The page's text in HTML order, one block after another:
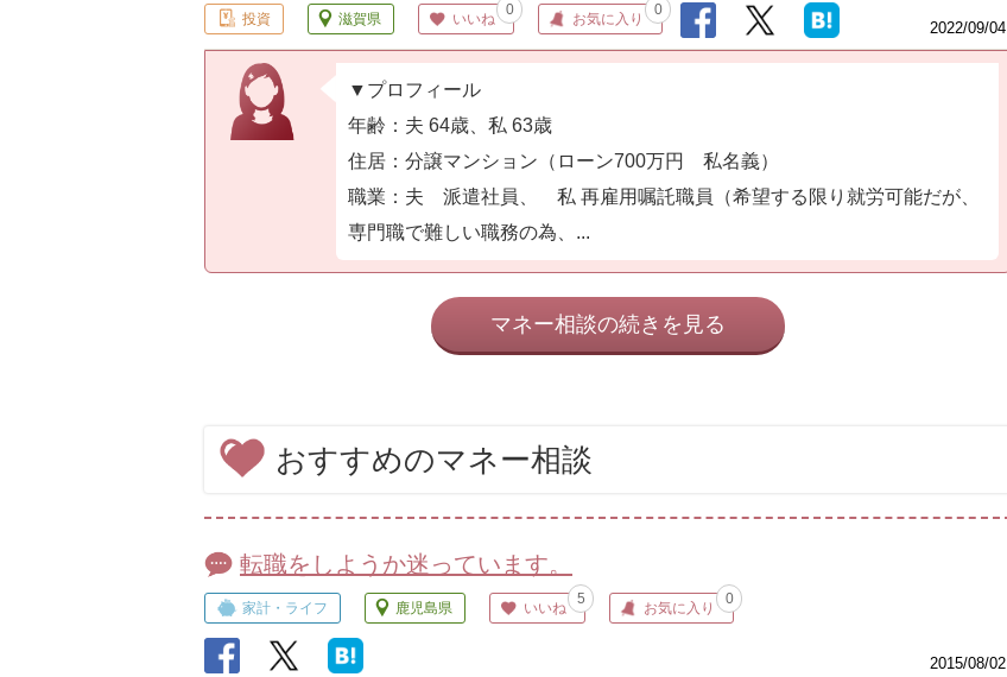
投資 滋賀県 いいね
0
お気に入り
0
2022/09/04
▼プロフィール
年齢：夫 64歳、私 63歳
住居：分譲マンション（ローン700万円 私名義）
職業：夫 派遣社員、 私 再雇用嘱託職員（希望する限り就労可能だが、
専門職で難しい職務の為、...
マネー相談の続きを見る
おすすめのマネー相談
転職をしようか迷っています。
家計・ライフ 鹿児島県 いいね
5
お気に入り
0
2015/08/02